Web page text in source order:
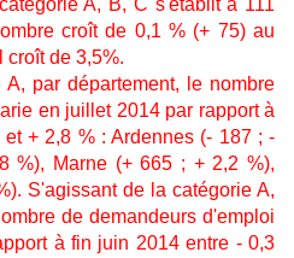
A, B, C s'établit à 111
croît de 0,1 % (+ 75) au
croît de 3,5%.
par département, le nombre
en juillet 2014 par rapport à
+ 2,8 % : Ardennes (- 187 ; -
%), Marne (+ 665 ; + 2,2 %),
S'agissant de la catégorie A,
de demandeurs d'emploi
à fin juin 2014 entre - 0,3